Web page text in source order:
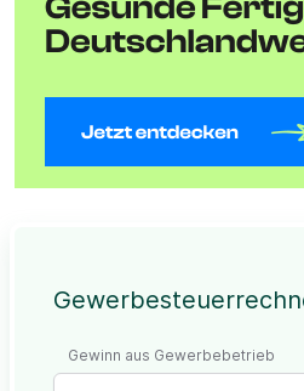
Gewinn aus Gewerbebetrieb